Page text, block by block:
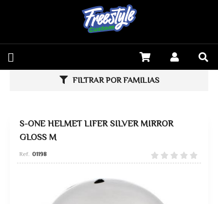
FILTRAR POR FAMILIAS
S-ONE HELMET LIFER SILVER MIRROR
GLOSS M
01198